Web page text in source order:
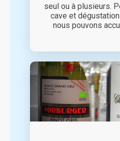
seul ou à plusieurs.
cave et
nous pouvons